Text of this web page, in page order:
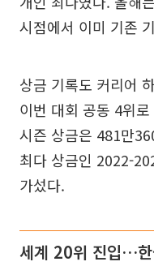
시점에서 이미 기존
상금 기록도 커리어
이번 대회 공동 4위
시즌 상금은 481만
최다 상금인 2022-
가섰다.
세계 20위 진입…한